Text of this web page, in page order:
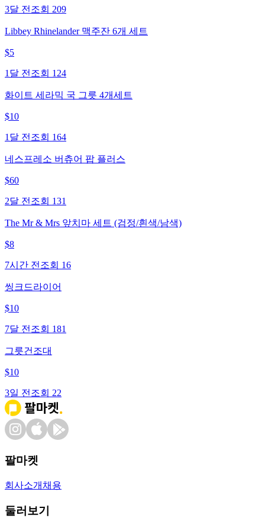
3달 전 조회 209
Libbey Rhinelander 맥주잔 6개 세트
$5
1달 전 조회 124
화이트 세라믹 국 그릇 4개세트
$10
1달 전 조회 164
네스프레소 버츄어 팝 플러스
$60
2달 전 조회 131
The Mr & Mrs 앞치마 세트 (검정/흰색/남색)
$8
7시간 전 조회 16
씽크드라이어
$10
7달 전 조회 181
그릇건조대
$10
3일 전 조회 22
팔마켓
회사소개 채용
둘러보기